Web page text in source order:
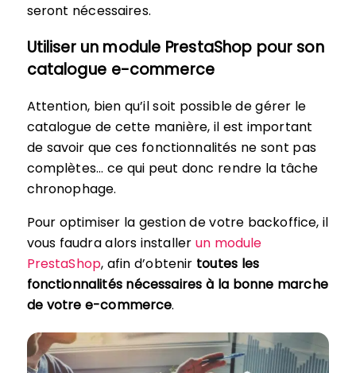
seront nécessaires.
Utiliser un module PrestaShop pour son
catalogue e-commerce
Attention, bien qu’il soit possible de gérer le
catalogue de cette manière, il est important
de savoir que ces fonctionnalités ne sont pas
complètes… ce qui peut donc rendre la tâche
chronophage.
Pour optimiser la gestion de votre backoffice, il
vous faudra alors installer un module
PrestaShop, afin d’obtenir toutes les
fonctionnalités nécessaires à la bonne marche
de votre e-commerce.